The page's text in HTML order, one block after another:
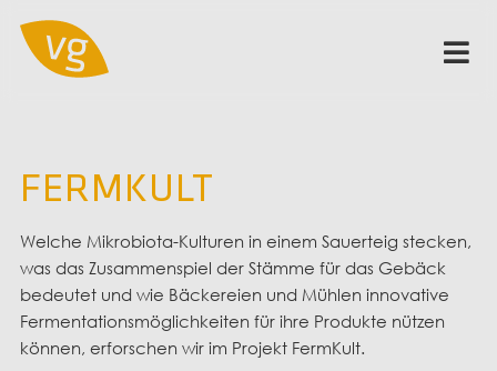
FERMKULT
Welche Mikrobiota-Kulturen in einem Sauerteig stecken,
was das Zusammenspiel der Stämme für das Gebäck
bedeutet und wie Bäckereien und Mühlen innovative
Fermentationsmöglichkeiten für ihre Produkte nützen
können, erforschen wir im Projekt FermKult.